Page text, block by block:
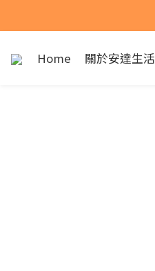
Home 關於安達生活